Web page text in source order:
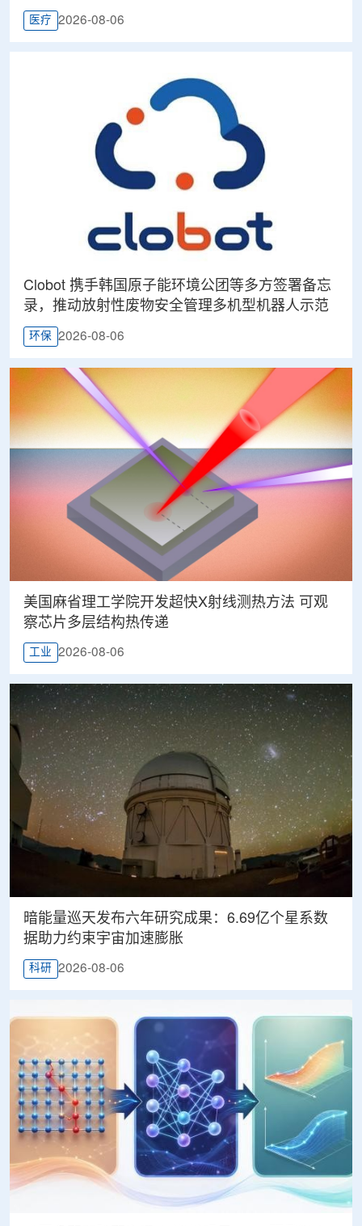
医疗 2026-08-06
Clobot 携手韩国原子能环境公团等多方签署备忘
录，推动放射性废物安全管理多机型机器人示范
环保 2026-08-06
美国麻省理工学院开发超快X射线测热方法 可观
察芯片多层结构热传递
工业 2026-08-06
暗能量巡天发布六年研究成果：6.69亿个星系数
据助力约束宇宙加速膨胀
科研 2026-08-06